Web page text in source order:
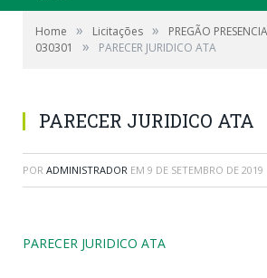
Home » Licitações »
PREGÃO
030301
» PARECER JURIDICO ATA
PARECER JURIDICO ATA
POR ADMINISTRADOR EM 9 DE SETEMBRO DE 2019
PARECER JURIDICO ATA